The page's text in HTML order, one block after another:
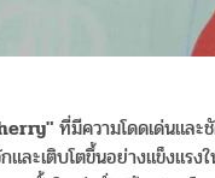
ที่มีความโดดเด่นและ
และเติบโตขึ้นอย่างแข็งแร